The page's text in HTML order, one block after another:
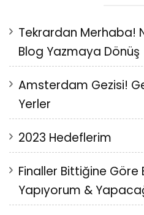
Tekrardan Merhaba!
Blog Yazmaya Dönüş
Amsterdam Gezisi!
Yerler
2023 Hedeflerim
Finaller Bittiğine Göre
Yapıyorum &